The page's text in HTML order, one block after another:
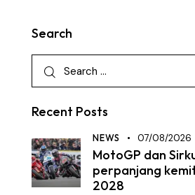
Search
Recent Posts
NEWS 07/08/2026
MotoGP dan
perpanjang
2028